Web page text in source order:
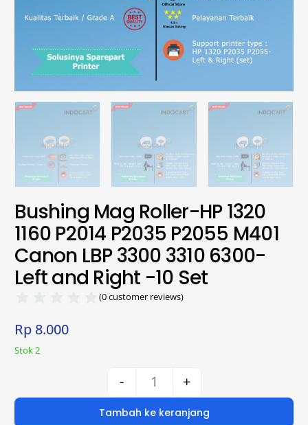
Bushing Mag Roller-HP 1320
1160 P2014 P2035 P2055 M401
Canon LBP 3300 3310 6300-
Left and Right -10 Set
(0customer reviews)
Rp 8.000
Stok 2
- +
Tambah ke keranjang